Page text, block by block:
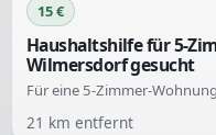
15 €
Haushaltshilfe für 5-
Wilmersdorf gesucht
21 km entfernt